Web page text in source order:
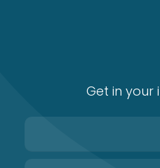
Get in your